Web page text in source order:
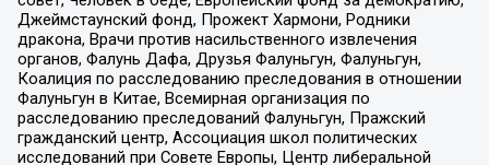
Джеймстаунский фонд, Прожект Хармони, Родники
дракона, Врачи против насильственного извлечения
органов, Фалунь Дафа, Друзья Фалуньгун, Фалуньгун,
Коалиция по расследованию преследования в отношении
Фалуньгун в Китае, Всемирная организация по
расследованию преследований Фалуньгун, Пражский
гражданский центр, Ассоциация школ политических
исследований при Совете Европы, Центр либеральной